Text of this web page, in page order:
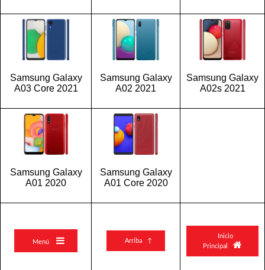
Samsung Galaxy
A03 Core 2021
Samsung Galaxy
A02 2021
Samsung Galaxy
A02s 2021
Samsung Galaxy
A01 2020
Samsung Galaxy
A01 Core 2020
Menú  Arriba ↑
Inicio
Principal 